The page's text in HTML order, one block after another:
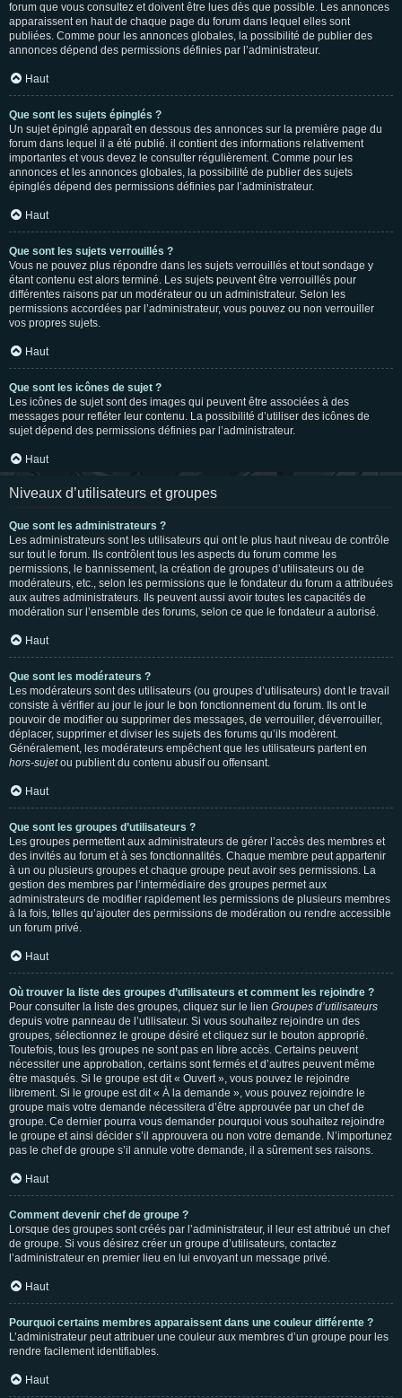
forum que vous consultez et doivent être lues dès que possible. Les annonces
apparaissent en haut de chaque page du forum dans lequel elles sont
publiées. Comme pour les annonces globales, la possibilité de publier des
annonces dépend des permissions définies par l’administrateur.
Haut
Que sont les sujets épinglés ?
Un sujet épinglé apparaît en dessous des annonces sur la première page du
forum dans lequel il a été publié. il contient des informations relativement
importantes et vous devez le consulter régulièrement. Comme pour les
annonces et les annonces globales, la possibilité de publier des sujets
épinglés dépend des permissions définies par l’administrateur.
Haut
Que sont les sujets verrouillés ?
Vous ne pouvez plus répondre dans les sujets verrouillés et tout sondage y
étant contenu est alors terminé. Les sujets peuvent être verrouillés pour
différentes raisons par un modérateur ou un administrateur. Selon les
permissions accordées par l’administrateur, vous pouvez ou non verrouiller
vos propres sujets.
Haut
Que sont les icônes de sujet ?
Les icônes de sujet sont des images qui peuvent être associées à des
messages pour refléter leur contenu. La possibilité d’utiliser des icônes de
sujet dépend des permissions définies par l’administrateur.
Haut
Niveaux d’utilisateurs et groupes
Que sont les administrateurs ?
Les administrateurs sont les utilisateurs qui ont le plus haut niveau de contrôle
sur tout le forum. Ils contrôlent tous les aspects du forum comme les
permissions, le bannissement, la création de groupes d’utilisateurs ou de
modérateurs, etc., selon les permissions que le fondateur du forum a attribuées
aux autres administrateurs. Ils peuvent aussi avoir toutes les capacités de
modération sur l’ensemble des forums, selon ce que le fondateur a autorisé.
Haut
Que sont les modérateurs ?
Les modérateurs sont des utilisateurs (ou groupes d’utilisateurs) dont le travail
consiste à vérifier au jour le jour le bon fonctionnement du forum. Ils ont le
pouvoir de modifier ou supprimer des messages, de verrouiller, déverrouiller,
déplacer, supprimer et diviser les sujets des forums qu’ils modèrent.
Généralement, les modérateurs empêchent que les utilisateurs partent en
hors-sujetou publient du contenu abusif ou offensant.
Haut
Que sont les groupes d’utilisateurs ?
Les groupes permettent aux administrateurs de gérer l’accès des membres et
des invités au forum et à ses fonctionnalités. Chaque membre peut appartenir
à un ou plusieurs groupes et chaque groupe peut avoir ses permissions. La
gestion des membres par l’intermédiaire des groupes permet aux
administrateurs de modifier rapidement les permissions de plusieurs membres
à la fois, telles qu’ajouter des permissions de modération ou rendre accessible
un forum privé.
Haut
Où trouver la liste des groupes d’utilisateurs et comment les rejoindre ?
Pour consulter la liste des groupes, cliquez sur le lien Groupes d’utilisateurs
depuis votre panneau de l’utilisateur. Si vous souhaitez rejoindre un des
groupes, sélectionnez le groupe désiré et cliquez sur le bouton approprié.
Toutefois, tous les groupes ne sont pas en libre accès. Certains peuvent
nécessiter une approbation, certains sont fermés et d’autres peuvent même
être masqués. Si le groupe est dit « Ouvert », vous pouvez le rejoindre
librement. Si le groupe est dit « À la demande », vous pouvez rejoindre le
groupe mais votre demande nécessitera d’être approuvée par un chef de
groupe. Ce dernier pourra vous demander pourquoi vous souhaitez rejoindre
le groupe et ainsi décider s’il approuvera ou non votre demande. N’importunez
pas le chef de groupe s’il annule votre demande, il a sûrement ses raisons.
Haut
Comment devenir chef de groupe ?
Lorsque des groupes sont créés par l’administrateur, il leur est attribué un chef
de groupe. Si vous désirez créer un groupe d’utilisateurs, contactez
l’administrateur en premier lieu en lui envoyant un message privé.
Haut
Pourquoi certains membres apparaissent dans une couleur différente ?
L’administrateur peut attribuer une couleur aux membres d’un groupe pour les
rendre facilement identifiables.
Haut